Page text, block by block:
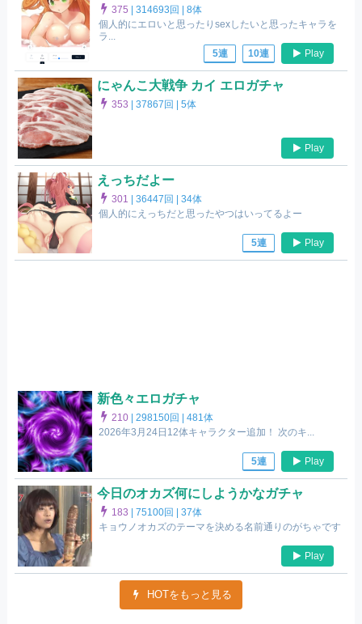
375 |314693回 |8体
個人的にエロいと思ったりsexしたいと思ったキャラを
ラ...
5連
10連 Play
にゃんこ大戦争 カイ エロガチャ
353 |37867回 |5体
Play
えっちだよー
301 |36447回 |34体
個人的にえっちだと思ったやつはいってるよー
5連 Play
新色々エロガチャ
210 |298150回 |481体
2026年3月24日12体キャラクター追加！ 次のキ...
5連 Play
今日のオカズ何にしようかなガチャ
183 |75100回 |37体
キョウノオカズのテーマを決める名前通りのがちゃです
Play
HOTをもっと見る